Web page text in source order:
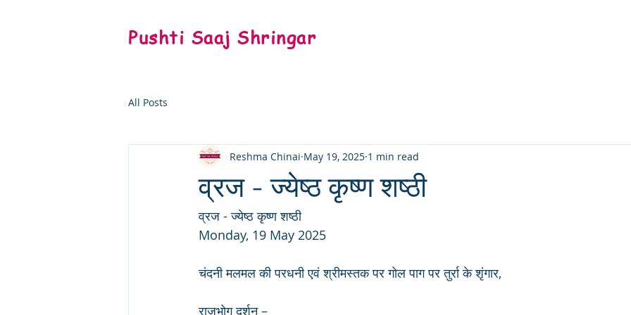
Pushti Saaj Shringar
All Posts
व्रज - ज्येष्ठ कृष्ण शष्ठी
Reshma Chinai May 19, 2025 1 min read
व्रज - ज्येष्ठ कृष्ण शष्ठी
Monday, 19 May 2025
चंदनी मलमल की परधनी एवं श्रीमस्तक पर गोल पाग पर तुर्रा के शृंगार,
राजभोग दर्शन –